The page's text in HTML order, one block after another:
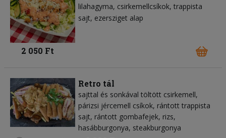
lilahagyma csirkemellcsíkok trappista
sajt ezersziget alap
2 050 Ft
Retro tál
sajttal és sonkával töltött csirkemell,
párizsi jércemell csíkok, rántott trappista
sajt, rántott gombafejek, rizs,
hasábburgonya, steakburgonya